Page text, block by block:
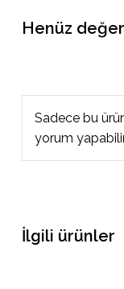
Henüz
Sadece bu
yorum
İlgili ürünler